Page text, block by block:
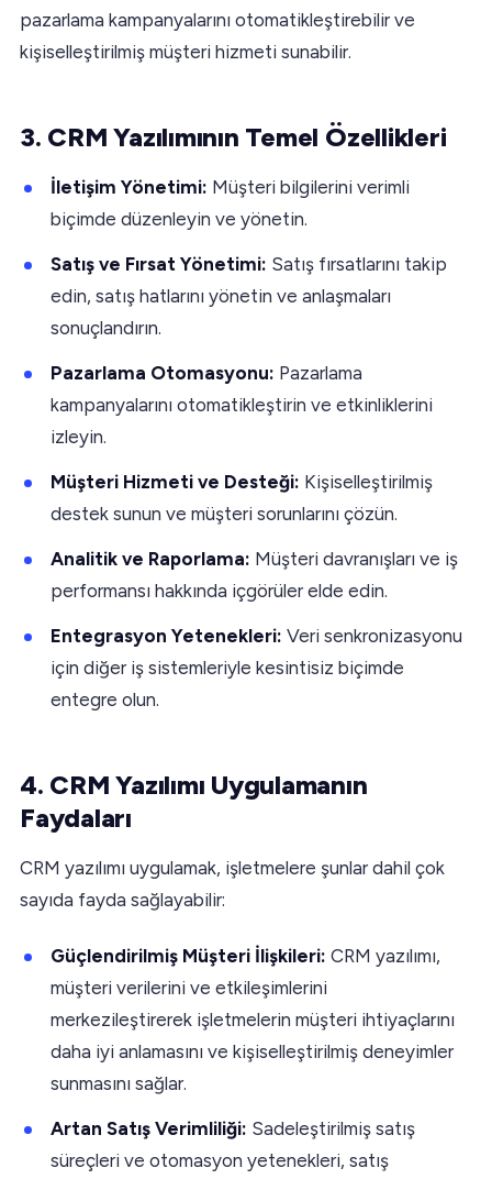
pazarlama kampanyalarını otomatikleştirebilir ve
kişiselleştirilmiş müşteri hizmeti sunabilir.
3. CRM Yazılımının Temel Özellikleri
İletişim Yönetimi: Müşteri bilgilerini verimli
biçimde düzenleyin ve yönetin.
Satış ve Fırsat Yönetimi: Satış fırsatlarını takip
edin, satış hatlarını yönetin ve anlaşmaları
sonuçlandırın.
Pazarlama Otomasyonu: Pazarlama
kampanyalarını otomatikleştirin ve etkinliklerini
izleyin.
Müşteri Hizmeti ve Desteği: Kişiselleştirilmiş
destek sunun ve müşteri sorunlarını çözün.
Analitik ve Raporlama: Müşteri davranışları ve iş
performansı hakkında içgörüler elde edin.
Entegrasyon Yetenekleri: Veri senkronizasyonu
için diğer iş sistemleriyle kesintisiz biçimde
entegre olun.
4. CRM Yazılımı Uygulamanın
Faydaları
CRM yazılımı uygulamak, işletmelere şunlar dahil çok
sayıda fayda sağlayabilir:
Güçlendirilmiş Müşteri İlişkileri: CRM yazılımı,
müşteri verilerini ve etkileşimlerini
merkezileştirerek işletmelerin müşteri ihtiyaçlarını
daha iyi anlamasını ve kişiselleştirilmiş deneyimler
sunmasını sağlar.
Artan Satış Verimliliği: Sadeleştirilmiş satış
süreçleri ve otomasyon yetenekleri, satış